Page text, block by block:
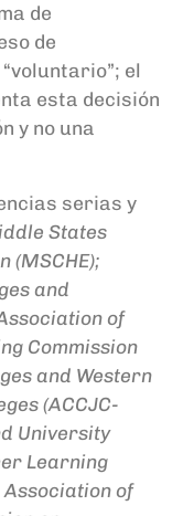
de
de
el
esta decisión
y no una
serias y
States
(MSCHE);
and
of
Commission
and Western
(ACCJC-
University
Learning
Association of